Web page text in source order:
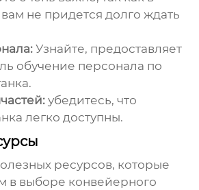
не придется долго ждать
Узнайте, предоставляет
обучение персонала по
убедитесь, что
легко доступны.
ресурсов, которые
в выборе конвейерного